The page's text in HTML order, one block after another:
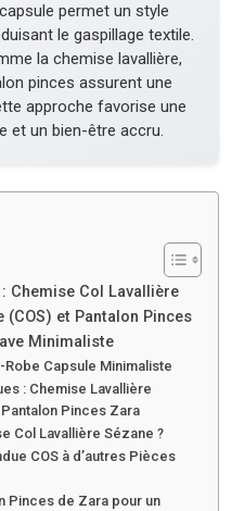
permet un style
le gaspillage textile.
la chemise lavallière,
pinces assurent une
approche favorise une
et un bien-être accru.
Chemise Col Lavallière
(COS) et Pantalon Pinces
Minimaliste
Robe Capsule Minimaliste
: Chemise Lavallière
Pinces Zara
Col Lavallière Sézane ?
COS à d’autres Pièces
Pinces de Zara pour un